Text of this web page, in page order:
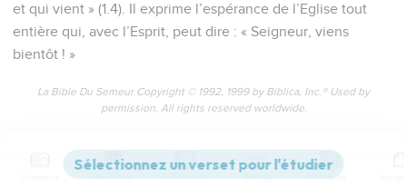
et qui vient » (1.4). Il exprime l’espérance de l’Eglise tout
entière qui, avec l’Esprit, peut dire : « Seigneur, viens
bientôt ! »
La Bible Du Semeur Copyright © 1992, 1999 by Biblica, Inc.® Used by
permission. All rights reserved worldwide.
Apocalypse 1
Versions Commentaires Strong